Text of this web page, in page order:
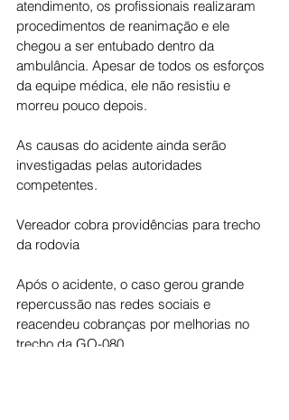
atendimento, os profissionais realizaram
procedimentos de reanimação e ele
chegou a ser entubado dentro da
ambulância. Apesar de todos os esforços
da equipe médica, ele não resistiu e
morreu pouco depois.
As causas do acidente ainda serão
investigadas pelas autoridades
competentes.
Vereador cobra providências para trecho
da rodovia
Após o acidente, o caso gerou grande
repercussão nas redes sociais e
reacendeu cobranças por melhorias no
trecho da GO-080.